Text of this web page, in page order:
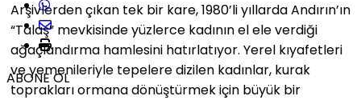
ABONE OL
Arşivlerden çıkan tek bir kare, 1980’li yıllarda Andırın’ın
“Talaş” mevkisinde yüzlerce kadının el ele verdiği
ağaçlandırma hamlesini hatırlatıyor. Yerel kıyafetleri
ve yemenileriyle tepelere dizilen kadınlar, kurak
toprakları ormana dönüştürmek için büyük bir